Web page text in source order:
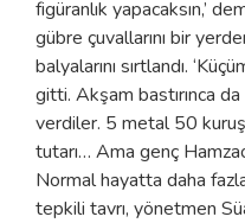
figüranlık yapacaksın,’
gübre çuvallarını bir
balyalarını sırtlandı.
gitti. Akşam bastırınca
verdiler. 5 metal 50
tutarı… Ama genç
Normal hayatta daha
tepkili tavrı, yönetmen